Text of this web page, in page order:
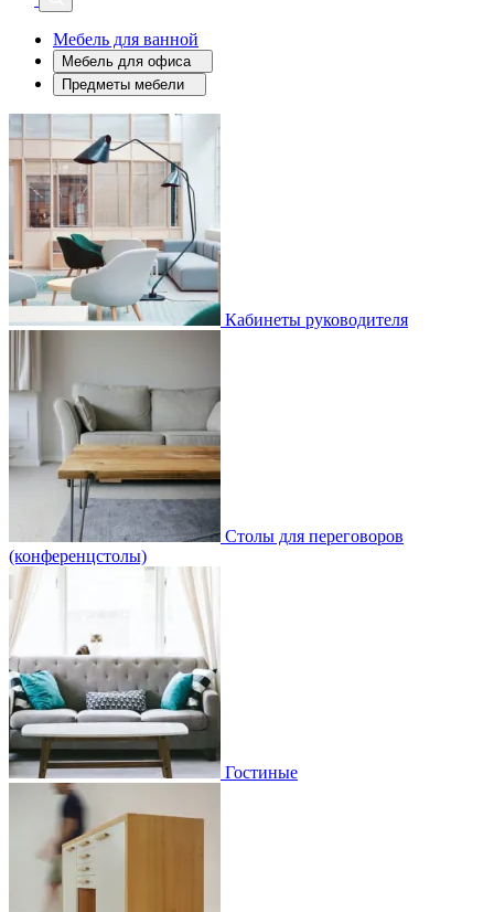
Мебель для ванной
Мебель для офиса
Предметы мебели
Кабинеты руководителя
Столы для переговоров
(конференцстолы)
Гостиные